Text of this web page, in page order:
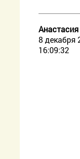
Анастасия
8 декабря
16:09:32